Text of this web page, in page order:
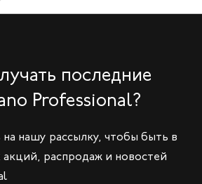
последние
Professional?
нашу рассылку, чтобы быть в
акций, распродаж и новостей